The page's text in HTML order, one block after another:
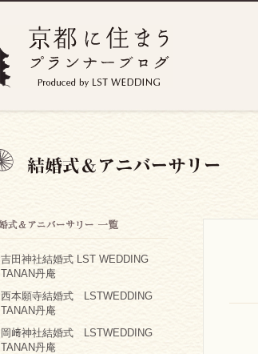
吉田神社結婚式 LST WEDDING
TANAN丹庵
西本願寺結婚式 LSTWEDDING
TANAN丹庵
岡﨑神社結婚式 LSTWEDDING
TANAN丹庵